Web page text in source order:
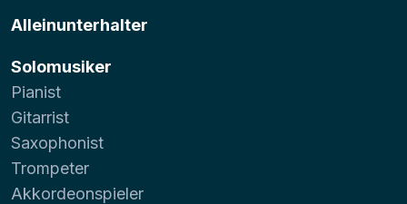
Alleinunterhalter
Solomusiker
Pianist
Gitarrist
Saxophonist
Trompeter
Akkordeonspieler